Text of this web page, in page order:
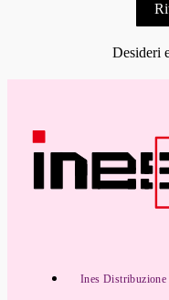
Desideri
Ines